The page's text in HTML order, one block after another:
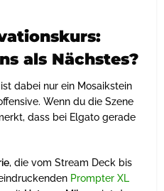
als Nächstes?
dabei nur ein Mosaikstein
Wenn du die Szene
dass bei Elgato gerade
, die vom Stream Deck bis
Prompter XL